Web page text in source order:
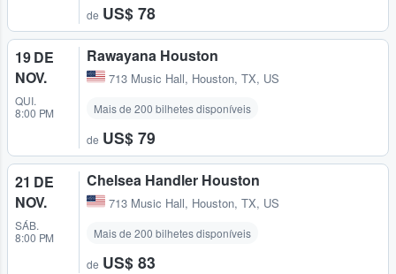
de US$ 78
19 DE
NOV.
QUI.
8:00 PM
Rawayana Houston
713 Music Hall, Houston, TX, US
Mais de 200 bilhetes disponíveis
de US$ 79
21 DE
NOV.
SÁB.
8:00 PM
Chelsea Handler Houston
713 Music Hall, Houston, TX, US
Mais de 200 bilhetes disponíveis
de US$ 83